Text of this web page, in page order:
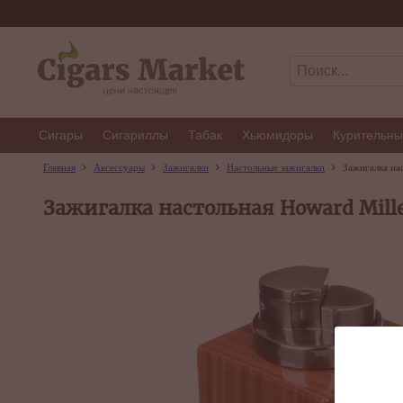
Сигары Сигариллы Табак Хьюмидоры
Главная Аксессуары Зажигалки Настольные зажигалки Зажигалка
Зажигалка настольная Howard